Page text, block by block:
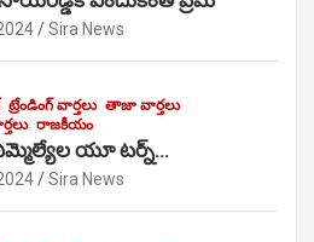
Sira News
ట్రేండింగ్ వార్తలు తాజా వార్తలు
రాజకీయం
యూ టర్న్…
Sira News